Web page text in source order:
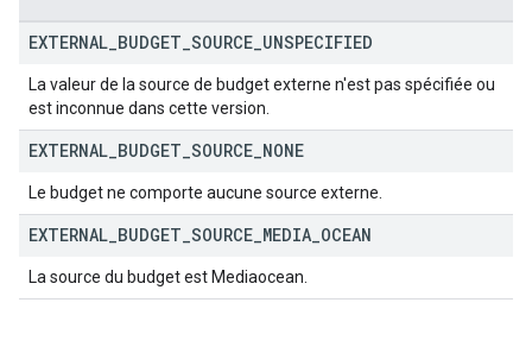
EXTERNAL BUDGET SOURCE UNSPECIFIED
La valeur de la source de budget externe n'est pas spécifiée ou
est inconnue dans cette version.
EXTERNAL BUDGET SOURCE NONE
Le budget ne comporte aucune source externe.
EXTERNAL BUDGET SOURCE MEDIA OCEAN
La source du budget est Mediaocean.